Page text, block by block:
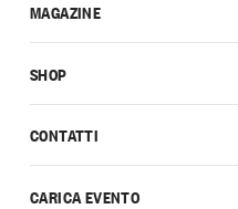
CONTATTI
CARICA EVENTO
MAGAZINE
SHOP